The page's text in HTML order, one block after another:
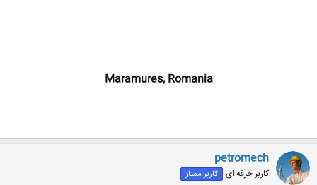
Maramures, Romania
petromech
کاربر حرفه ای کاربر ممتاز